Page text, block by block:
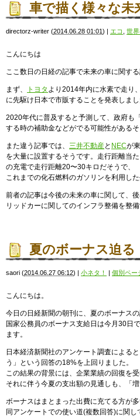
車で描く様々な未
directorz-writer (2014.06.28 01:01) | エコ 世界
こんにちは
ここ数日の日経の記事で未来の車に関す
まず、 トヨタ より2014年内に水素で走り
に先駆け日本で市販することを発表しまし
2020年代に普及すると予測して、政府も
する時の補助金などがでる可能性があるそ
また違う記事では、 三井不動産と NECが
を大量に設置するそうです。走行距離当
の充電で走行距離20〜30キロだそうで、
これまでの化石燃料のガソリンを利用し
前者の記事は今後の未来の車に関して、
リッドカーに関してのインフラ整備を整
夏のボーナス迫る
saori (2014.06.27 06:12) | 小ネタ！ | 個別ペー
こんにちは。
今日の日経新聞の朝刊に、夏のボーナスの
国家公務員のボーナス支給日は今月30日
ます。
日本経済新聞社のアンケート調査による
う」という回答の18%を上回りました。
この結果の背景には、企業業績の回復を
それに伴う今夏の支出額の見通しも、「
ボーナスはまとまった出費に充てる方が多
同アンケートでの使い道(複数回答)に関